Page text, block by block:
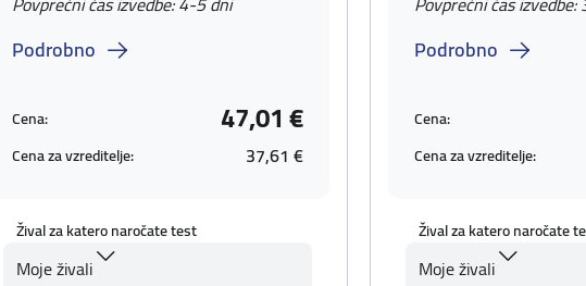
Podrobno
Cena: 47,01 €
Cena za vzreditelje: 37,61 €
Žival za katero naročate test
Moje živali
Podrobno
Cena:
Cena za vzreditelje:
Žival za katero naročate
Moje živali